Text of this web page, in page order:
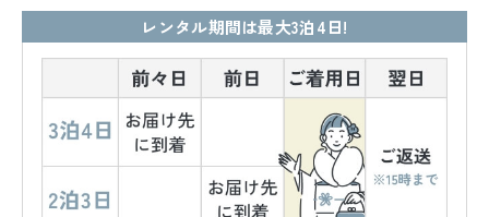
レンタル期間は最大3泊4日!